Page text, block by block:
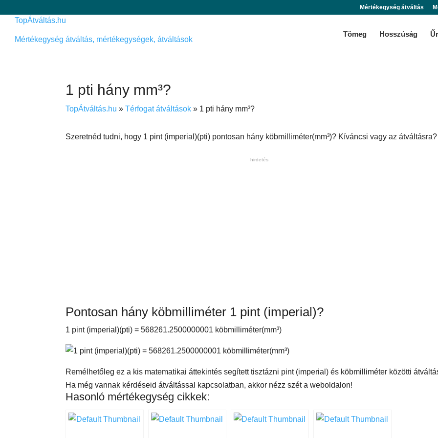
Mértékegység átváltás
TopÁtváltás.hu
Mértékegység átváltás, mértékegységek, átváltások
Tömeg Hosszúság
1 pti hány mm³?
TopÁtváltás.hu »Térfogat átváltások » 1 pti hány mm³?
Szeretnéd tudni, hogy 1 pint (imperial)(pti) pontosan hány köbmilliméter(mm³)? Kíváncsi vagy az átváltásra?
hirdetés
Pontosan hány köbmilliméter 1 pint (imperial)?
1 pint (imperial)(pti) = 568261.2500000001 köbmilliméter(mm³)
Remélhetőleg ez a kis matematikai áttekintés segített tisztázni pint (imperial) és köbmilliméter közötti
Ha még vannak kérdéseid átváltással kapcsolatban, akkor nézz szét a weboldalon!
Hasonló mértékegység cikkek: